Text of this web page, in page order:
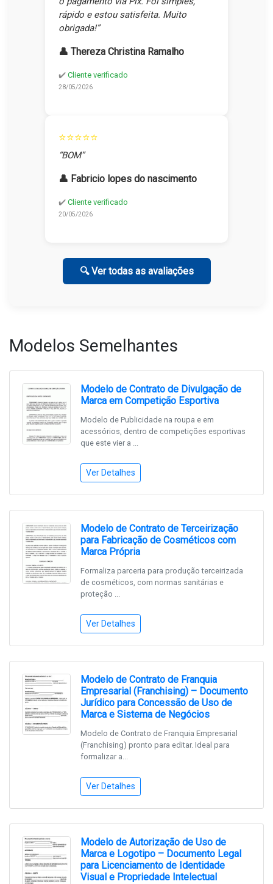
rápido e estou satisfeita. Muito
obrigada!”
👤 Thereza Christina Ramalho
✔️ Cliente verificado
28/05/2026
⭐⭐⭐⭐⭐
“BOM”
👤 Fabricio lopes do nascimento
✔️ Cliente verificado
20/05/2026
🔍 Ver todas as avaliações
Modelos Semelhantes
Modelo de Contrato de Divulgação de
Marca em Competição Esportiva
Modelo de Publicidade na roupa e em
acessórios, dentro de competições esportivas
que este vier a ...
Ver Detalhes
Modelo de Contrato de Terceirização
para Fabricação de Cosméticos com
Marca Própria
Formaliza parceria para produção terceirizada
de cosméticos, com normas sanitárias e
proteção ...
Ver Detalhes
Modelo de Contrato de Franquia
Empresarial (Franchising) – Documento
Jurídico para Concessão de Uso de
Marca e Sistema de Negócios
Modelo de Contrato de Franquia Empresarial
(Franchising) pronto para editar. Ideal para
formalizar a...
Ver Detalhes
Modelo de Autorização de Uso de
Marca e Logotipo – Documento Legal
para Licenciamento de Identidade
Visual e Propriedade Intelectual